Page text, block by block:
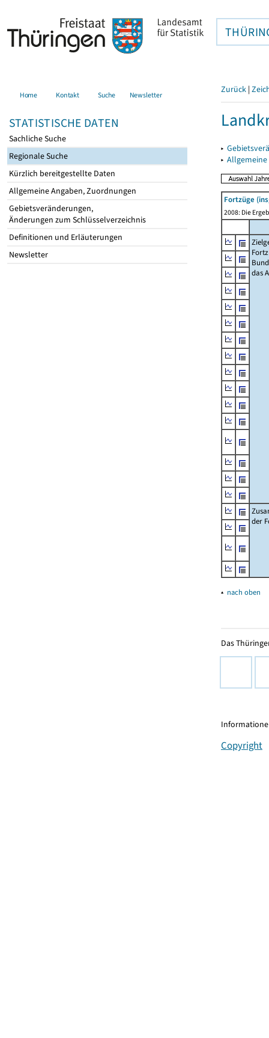
Home Kontakt Suche Newsletter
STATISTISCHE DATEN
Sachliche Suche
Regionale Suche
Kürzlich bereitgestellte Daten
Allgemeine Angaben, Zuordnungen
Gebietsveränderungen,
Änderungen zum Schlüsselverzeichnis
Definitionen und Erläuterungen
Newsletter
Zurück |
▸
▸
Fortzüge
2008: Die
das
der
▴ nach oben
Das
Copyright